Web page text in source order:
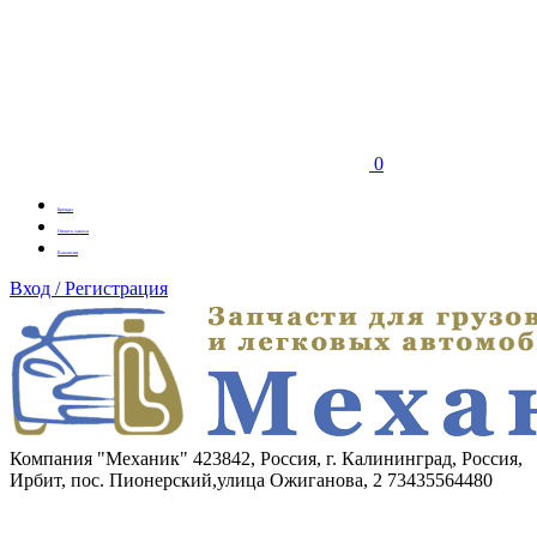
0
Бренды
Оплата заказа
Вакансии
Вход / Регистрация
Компания "Механик" 423842, Россия, г. Калининград, Россия,
Ирбит, пос. Пионерский,улица Ожиганова, 2 73435564480